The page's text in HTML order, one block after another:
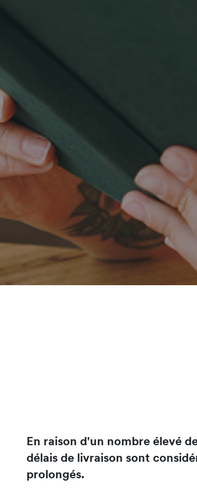
En raison d'un nombre élevé
délais de livraison sont
prolongés.